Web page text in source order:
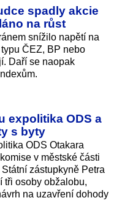
spadly akcie
na růst
snížilo napětí na
ČEZ, BP nebo
Daří se naopak
expolitika ODS a
s byty
ODS Otakara
v městské části
zástupkyně Petra
tři osoby obžalobu,
na uzavření dohody